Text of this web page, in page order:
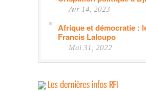
Avr 14, 2023
Afrique et démocratie :
Francis Laloupo
Mai 31, 2022